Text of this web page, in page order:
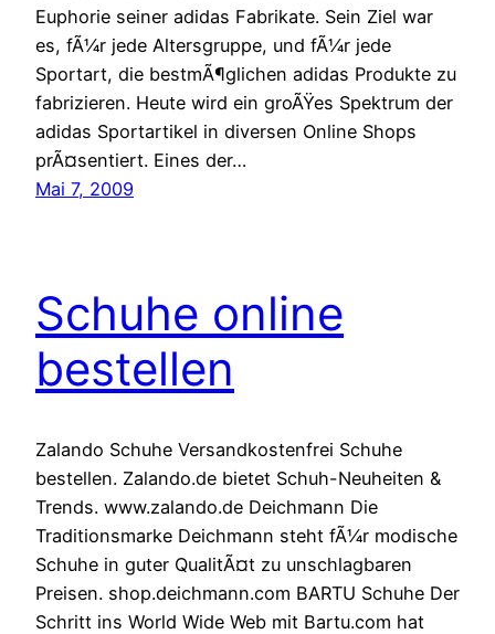
Euphorie seiner adidas Fabrikate. Sein Ziel war
es, fÃ¼r jede Altersgruppe, und fÃ¼r jede
Sportart, die bestmÃ¶glichen adidas Produkte zu
fabrizieren. Heute wird ein groÃŸes Spektrum der
adidas Sportartikel in diversen Online Shops
prÃ¤sentiert. Eines der…
Mai 7, 2009
Schuhe online
bestellen
Zalando Schuhe Versandkostenfrei Schuhe
bestellen. Zalando.de bietet Schuh-Neuheiten &
Trends. www.zalando.de Deichmann Die
Traditionsmarke Deichmann steht fÃ¼r modische
Schuhe in guter QualitÃ¤t zu unschlagbaren
Preisen. shop.deichmann.com BARTU Schuhe Der
Schritt ins World Wide Web mit Bartu.com hat